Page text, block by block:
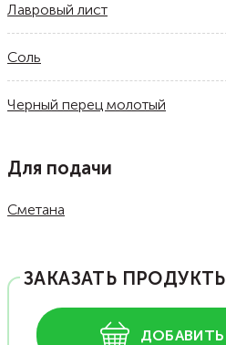
Лавровый лист
Соль
Черный перец молотый
Для подачи
Сметана
ЗАКАЗАТЬ
ДОБАВИТЬ